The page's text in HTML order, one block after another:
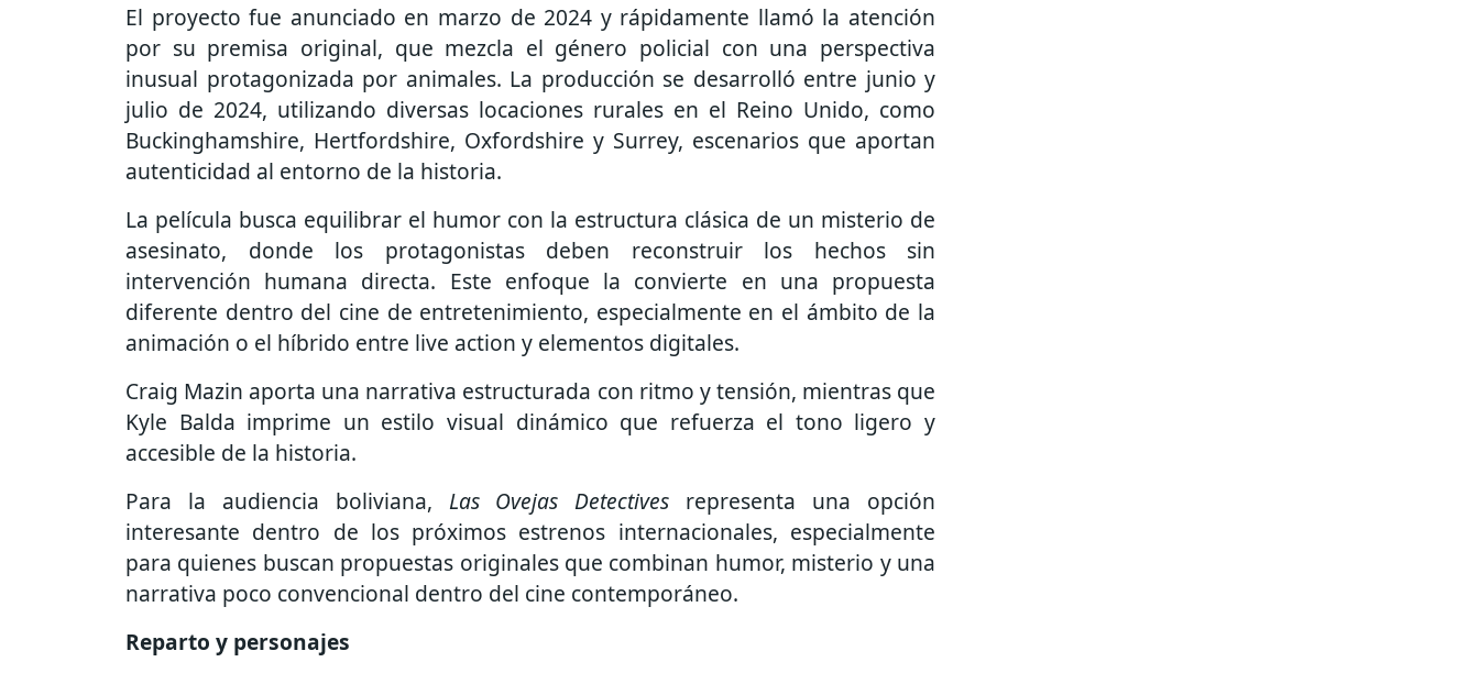
El proyecto fue anunciado en marzo de 2024 y rápidamente llamó la atención
por su premisa original, que mezcla el género policial con una perspectiva
inusual protagonizada por animales. La producción se desarrolló entre junio y
julio de 2024, utilizando diversas locaciones rurales en el Reino Unido, como
Buckinghamshire, Hertfordshire, Oxfordshire y Surrey, escenarios que aportan
autenticidad al entorno de la historia.
La película busca equilibrar el humor con la estructura clásica de un misterio de
asesinato, donde los protagonistas deben reconstruir los hechos sin
intervención humana directa. Este enfoque la convierte en una propuesta
diferente dentro del cine de entretenimiento, especialmente en el ámbito de la
animación o el híbrido entre live action y elementos digitales.
Craig Mazin aporta una narrativa estructurada con ritmo y tensión, mientras que
Kyle Balda imprime un estilo visual dinámico que refuerza el tono ligero y
accesible de la historia.
Para la audiencia boliviana, Las Ovejas Detectives representa una opción
interesante dentro de los próximos estrenos internacionales, especialmente
para quienes buscan propuestas originales que combinan humor, misterio y una
narrativa poco convencional dentro del cine contemporáneo.
Reparto y personajes